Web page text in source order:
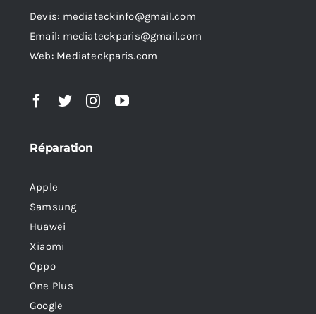
Devis: mediateckinfo@gmail.com
Email: mediateckparis@gmail.com
Web: Mediateckparis.com
Réparation
Apple
Samsung
Huawei
Xiaomi
Oppo
One Plus
Google